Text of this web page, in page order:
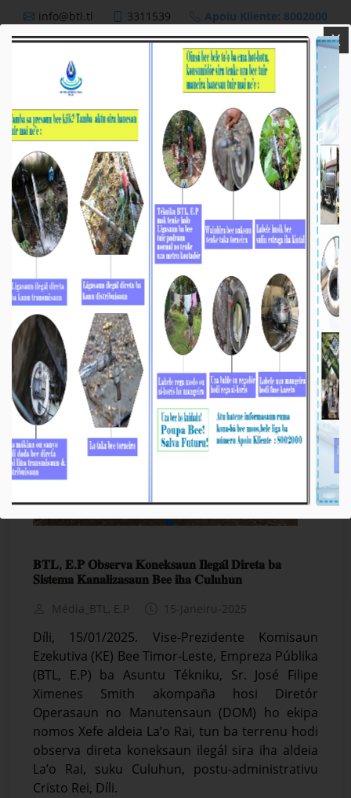
info@btl.tl 3311539 Apoiu Kliente: 8002000
𝐁𝐓𝐋, 𝐄.𝐏 𝐎𝐛𝐬𝐞𝐫𝐯𝐚 𝐊𝐨𝐧𝐞𝐤𝐬𝐚𝐮𝐧 𝐈𝐥𝐞𝐠𝐚́𝐥 𝐃𝐢𝐫𝐞𝐭𝐚 𝐛𝐚
𝐒𝐢𝐬𝐭𝐞𝐦𝐚 𝐊𝐚𝐧𝐚𝐥𝐢𝐳𝐚𝐬𝐚𝐮𝐧 𝐁𝐞𝐞 𝐢𝐡𝐚 𝐂𝐮𝐥𝐮𝐡𝐮𝐧
Média_BTL, E.P 15-Janeiru-2025
Díli, 15/01/2025. Vise-Prezidente Komisaun
Ezekutiva (KE) Bee Timor-Leste, Empreza Públika
(BTL, E.P) ba Asuntu Tékniku, Sr. José Filipe
Ximenes Smith akompaña hosi Diretór
Operasaun no Manutensaun (DOM) ho ekipa
nomos Xefe aldeia La’o Rai, tun ba terrenu hodi
observa direta koneksaun ilegál sira iha aldeia
La’o Rai, suku Culuhun, postu-administrativu
Cristo Rei, Díli.
X